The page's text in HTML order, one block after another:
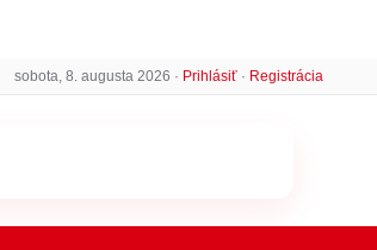
sobota, 8. augusta 2026 · Prihlásiť · Registrácia